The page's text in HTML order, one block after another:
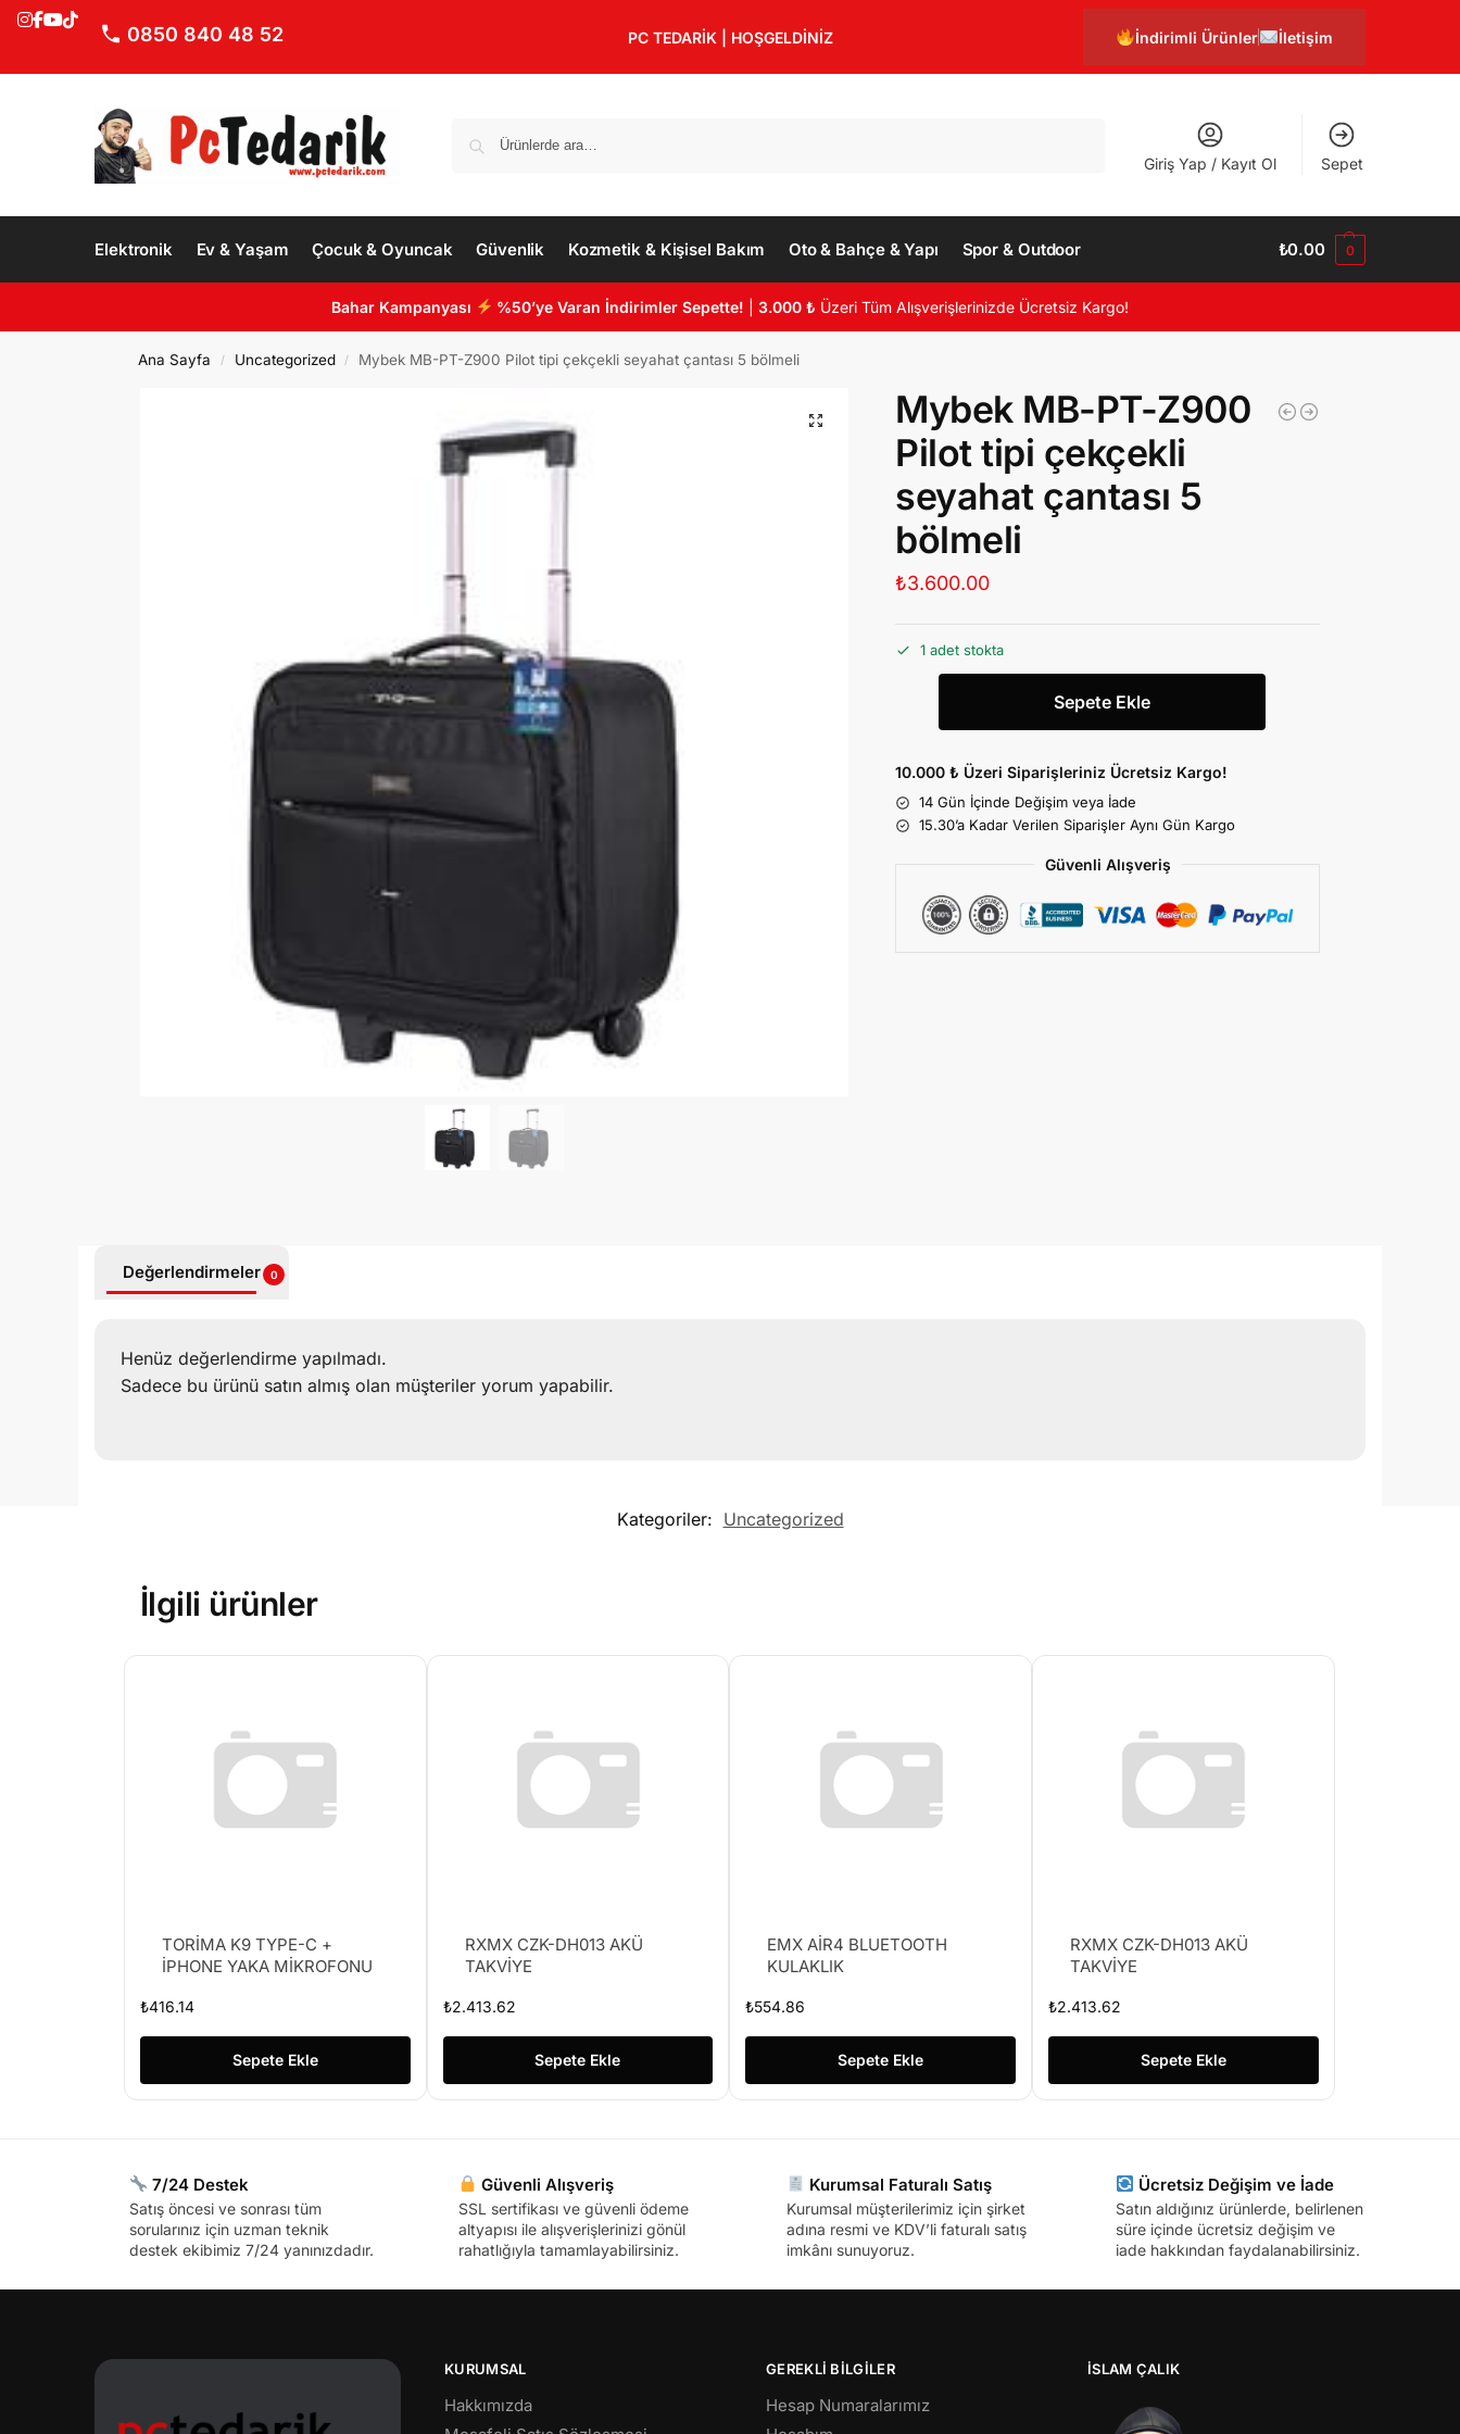
0850 840 48 52 PC TEDARİK | HOŞGELDİNİZ İndirimli Ürünler İletişim
Giriş Yap / Kayıt Ol Sepet
Elektronik Ev & Yaşam Çocuk & Oyuncak Güvenlik Kozmetik & Kişisel Bakım Oto & Bahçe & Yapı Spor & Outdoor ₺0.00 0
Bahar Kampanyası %50’ye Varan İndirimler Sepette! |3.000 ₺ Üzeri Tüm Alışverişlerinizde Ücretsiz Kargo!
Ana Sayfa / Uncategorized / Mybek MB-PT-Z900 Pilot tipi çekçekli seyahat çantası 5 bölmeli
Mybek MB-PT-Z900
Pilot tipi çekçekli
seyahat çantası 5
bölmeli
₺3.600.00
1 adet stokta
Sepete Ekle
10.000 ₺ Üzeri Siparişleriniz Ücretsiz Kargo!
14 Gün İçinde Değişim veya İade
15.30’a Kadar Verilen Siparişler Aynı Gün Kargo
Güvenli Alışveriş
Değerlendirmeler 0
Henüz değerlendirme yapılmadı.
Sadece bu ürünü satın almış olan müşteriler yorum yapabilir.
Kategoriler: Uncategorized
İlgili ürünler
TORİMA K9 TYPE-C +
İPHONE YAKA MİKROFONU
₺416.14
Sepete Ekle
RXMX CZK-DH013 AKÜ
TAKVİYE
₺2.413.62
Sepete Ekle
EMX AİR4 BLUETOOTH
KULAKLIK
₺554.86
Sepete Ekle
RXMX CZK-DH013 AKÜ
TAKVİYE
₺2.413.62
Sepete Ekle
7/24 Destek
Satış öncesi ve sonrası tüm
sorularınız için uzman teknik
destek ekibimiz 7/24 yanınızdadır.
Güvenli Alışveriş
SSL sertifikası ve güvenli ödeme
altyapısı ile alışverişlerinizi gönül
rahatlığıyla tamamlayabilirsiniz.
Kurumsal Faturalı Satış
Kurumsal müşterilerimiz için şirket
adına resmi ve KDV’li faturalı satış
imkânı sunuyoruz.
Ücretsiz Değişim ve İade
Satın aldığınız ürünlerde, belirlenen
süre içinde ücretsiz değişim ve
iade hakkından faydalanabilirsiniz.
KURUMSAL
Hakkımızda
GEREKLİ BİLGİLER
Hesap Numaralarımız
İSLAM ÇALIK